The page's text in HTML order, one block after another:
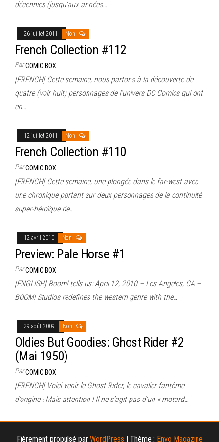
décennies (jusqu’aux années…
26 juillet 2011 Non
French Collection #112
ParCOMIC BOX
[FRENCH] Cette semaine, nous partons à la découverte de
quatre (voir huit) personnages de l’univers DC Comics qui ont
en…
12 juillet 2011 Non
French Collection #110
ParCOMIC BOX
[FRENCH] Cette semaine, une plongée dans le far-west avec
une chronique portant sur deux personnages de la continuité
super-héroïque de…
12 avril 2010 Non
Preview: Pale Horse #1
ParCOMIC BOX
[ENGLISH] Boom! tells us: April 12, 2010 – Los Angeles, CA –
BOOM! Studios redefines the western genre with the…
29 août 2009 Non
Oldies But Goodies: Ghost Rider #2
(Mai 1950)
ParCOMIC BOX
[FRENCH] Voici venir le Ghost Rider, le cavalier fantôme
d’origine ! Mais attention ! Il ne s’agit pas d’un « motard…
Fièrement propulsé par WordPress Thème : Envo Magazine